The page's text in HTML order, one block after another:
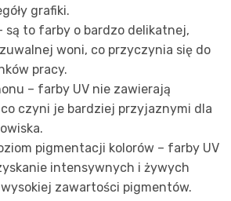
grafiki.
są to farby o bardzo delikatnej,
woni, co przyczynia się do
pracy.
– farby UV nie zawierają
czyni je bardziej przyjaznymi dla
pigmentacji kolorów – farby UV
intensywnych i żywych
zawartości pigmentów.